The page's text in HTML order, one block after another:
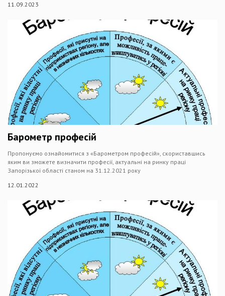
11.09.2023
Барометр професій
Пропонуємо ознайомитися з «Барометром професій», скориставшись
яким ви зможете визначити професії, актуальні на ринку праці
Запорізької області станом на 31.12.2021 року
12.01.2022